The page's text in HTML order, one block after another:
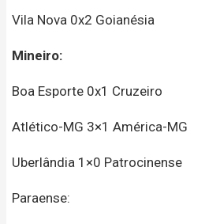
Vila Nova 0x2 Goianésia
Mineiro:
Boa Esporte 0x1 Cruzeiro
Atlético-MG 3×1 América-MG
Uberlândia 1×0 Patrocinense
Paraense: